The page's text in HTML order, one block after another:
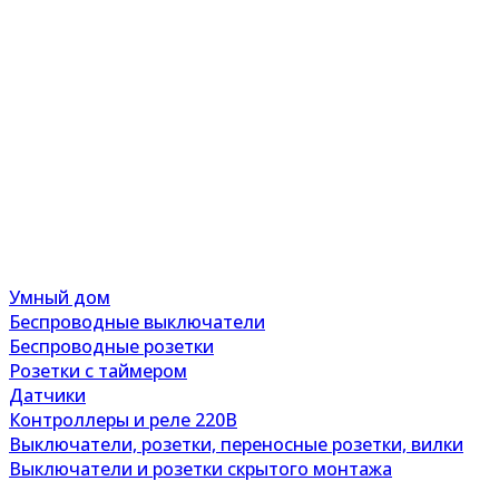
Умный дом
Беспроводные выключатели
Беспроводные розетки
Розетки с таймером
Датчики
Контроллеры и реле 220В
Выключатели, розетки, переносные розетки, вилки
Выключатели и розетки скрытого монтажа